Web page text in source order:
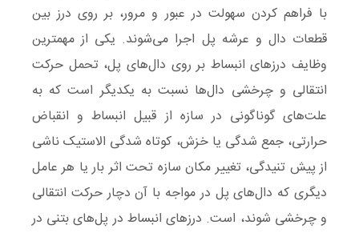
با فراهم کردن سهولت در عبور و مرور، بر روی درز بین
قطعات دال و عرشه پل اجرا می‌شوند. یکی از مهمترین
وظایف درزهای انبساط بر روی دال‌های پل، تحمل حرکت
انتقالی و چرخشی دال‌ها نسبت به یکدیگر است که به
علت‌های گوناگونی در سازه از قبیل انبساط و انقباض
حرارتی، جمع شدگی یا خزش، کوتاه شدگی الاستیک ناشی
از پیش تنیدگی، تغییر مکان سازه تحت اثر بار یا هر عامل
دیگری که دال‌های پل در مواجه با آن دچار حرکت انتقالی
و چرخشی شوند، است. درزهای انبساط در پل‌های بتنی در